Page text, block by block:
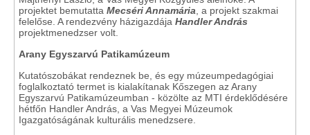
projektet bemutatta Mecséri Annamária , a projekt szakmai
felelőse. A rendezvény házigazdája Handler András
projektmenedzser volt.
Arany Egyszarvú Patikamúzeum
Kutatószobákat rendeznek be, és egy múzeumpedagógiai
foglalkoztató termet is kialakítanak Kőszegen az Arany
Egyszarvú Patikamúzeumban - közölte az MTI érdeklődésére
hétfőn Handler András, a Vas Megyei Múzeumok
Igazgatóságának kulturális menedzsere.